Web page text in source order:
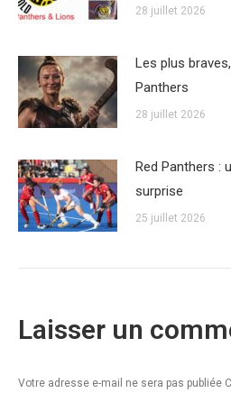
28 juillet 2026
Les plus
Panthers
28 juillet 2026
Red Panthers :
surprise
25 juillet 2026
Laisser un
Votre adresse e-mail ne sera pas publiée